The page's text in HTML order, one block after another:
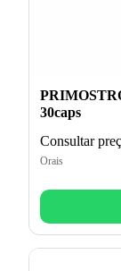
30caps
Consultar
Orais